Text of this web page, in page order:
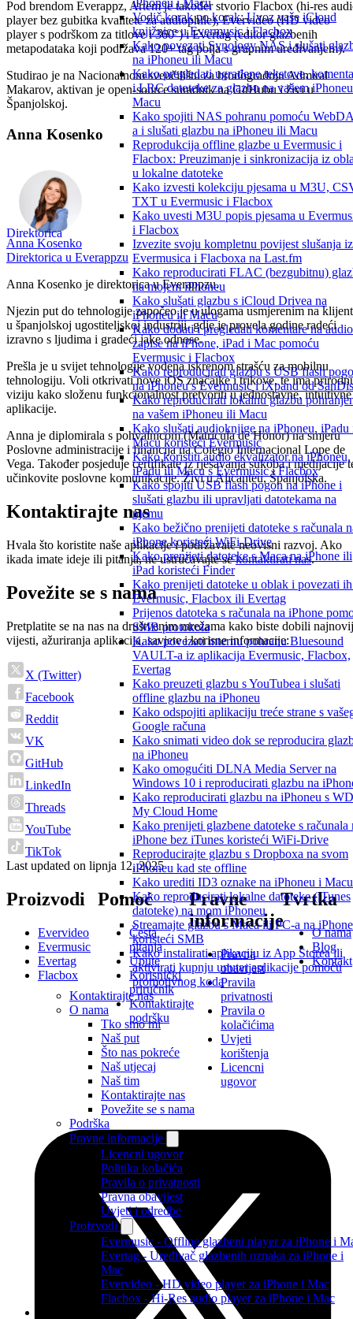
iPhoneu i Macu
Vodič korak po korak: Uvoz vaše iCloud
knjižnice u Evermusic i Flacbox
Kako povezati Synology NAS i slušati
na iPhoneu ili Macu
Kako pregledati ugrađene tekstove,
i LRC datoteke za glazbu na vašem
Macu
Kako spojiti NAS pohranu pomoću
a i slušati glazbu na iPhoneu ili Macu
Reprodukcija offline glazbe u Evermusic i
Flacbox: Preuzimanje i sinkronizacija iz
u lokalne datoteke
Kako izvesti kolekciju pjesama u M3U,
TXT u Evermusic i Flacbox
Kako uvesti M3U popis pjesama u
i Flacbox
Izvezite svoju kompletnu povijest slušanja iz
Evermusica i Flacboxa na Last.fm
Kako reproducirati FLAC (bezgubitnu)
na mojem iPhoneu
Kako slušati glazbu s iCloud Drivea na
iPhoneu ili Macu
Kako dodati i pregledati komentare na audio
zapise na iPhone, iPad i Mac pomoću
Evermusic i Flacbox
Kako reproducirati glazbu s USB flash
na iPhoneu s Evermusic i iXpand od
Kako reproducirati lokalnu glazbu
na vašem iPhoneu ili Macu
Kako slušati audioknjige na iPhoneu, iPadu
Macu koristeći Evermusic
Kako koristiti audio ekvalizator na iPhoneu,
iPadu ili Macu s Evermusic i Flacbox
Kako spojiti USB flash pogon na iPhone i
slušati glazbu ili upravljati datotekama na
njemu
Kako bežično prenijeti datoteke s računala
iPhone koristeći WiFi-Drive
Kako prenijeti datoteke s Maca na iPhone ili
iPad koristeći Finder
Kako prenijeti datoteke u oblak i povezati
Evermusic, Flacbox ili Evertag
Prijenos datoteka s računala na iPhone
SMB protokola
Kako povezati internu pohranu Bluesound
VAULT-a iz aplikacija Evermusic, Flacbox,
Evertag
Kako preuzeti glazbu s YouTubea i slušati
offline glazbu na iPhoneu
Kako odspojiti aplikaciju treće strane s
Google računa
Kako snimati video dok se reproducira
na iPhoneu
Kako omogućiti DLNA Media Server na
Windows 10 i reproducirati glazbu na
Kako reproducirati glazbu na iPhoneu s WD
My Cloud Home
Kako prenijeti glazbene datoteke s računala
iPhone bez iTunes koristeći WiFi-Drive
Reproducirajte glazbu s Dropboxa na svom
iPhoneu kad ste offline
Kako urediti ID3 oznake na iPhoneu i Macu
Kako reproducirati lokalne datoteke (iTunes
datoteke) na mom iPhoneu
Streamajte glazbu s Maca ili PC-a na iPhone
koristeći SMB
Kako instalirati aplikaciju iz App Storea ili
aktivirati kupnju unutar aplikacije pomoću
promotivnog koda
Kontaktirajte nas
O nama
Tko smo mi
Naš put
Što nas pokreće
Naš utjecaj
Naš tim
Kontaktirajte nas
Povežite se s nama
Podrška
Pravne informacije
Licencni ugovor
Politika kolačića
Pravila o privatnosti
Pravna obavijest
Uvjeti i odredbe
Proizvodi
Evermusic - Offline glazbeni player za iPhone i
Evertag - Uređivač glazbenih oznaka za iPhone i
Mac
Evervideo - HD video player za iPhone i Mac
Flacbox - Hi-Res audio player za iPhone i Mac
Pod brendom Everappz, Artem je također stvorio Flacbox (hi-res
player bez gubitka kvalitete za audiophile), Evervideo (HD video
player s podrškom za titlove i 360°) i Evertag (editor glazbenih
metapodataka koji podržava 120+ tag polja s grupnim uređivanjem).
Studirao je na Nacionalnom sveučilištu za brodogradnju Admiral
Makarov, aktivan je open-source suradnik na GitHubu i živi u
Španjolskoj.
Anna Kosenko
Anna Kosenko
Direktorica u Everappzu
Direktorica
Anna Kosenko je direktorica u Everappzu.
Njezin put do tehnologije započeo je u ulogama usmjerenim na
u španjolskoj ugostiteljskoj industriji, gdje je provela godine radeći
izravno s ljudima i gradeći jake odnose.
Prešla je u svijet tehnologije vođena iskrenom strašću za mobilnu
tehnologiju. Voli otkrivati nove iOS značajke i trikove, te ima
viziju kako složenu funkcionalnost pretvoriti u jednostavne, intuitivne
aplikacije.
Anna je diplomirala s pohvalnicom (Matrícula de Honor) na smjeru
Poslovne administracije i financija na Colegio Internacional Lope de
Vega. Također posjeduje certifikate iz rješavanja sukoba i medijacije
učinkovite poslovne komunikacije. Živi u Alicanteu, Španjolska.
Kontaktirajte nas
Hvala što koristite naše aplikacije i podržavate neovisni razvoj. Ako
ikada imate ideje ili pitanja, ne ustručavajte sekontaktirati nas.
Povežite se s nama
Pretplatite se na nas na društvenim mrežama kako biste dobili
vijesti, ažuriranja aplikacija, savjete i korisne informacije:
X (Twitter)
Facebook
Reddit
VK
GitHub
LinkedIn
Threads
YouTube
TikTok
Last updated on lipnja 12, 2025
Proizvodi
Evervideo
Evermusic
Evertag
Flacbox
Pomoć
Česta
pitanja
Upute
Korisnički
priručnik
Kontaktirajte
podršku
Pravne
informacije
Pravna
obavijest
Pravila
privatnosti
Pravila o
kolačićima
Uvjeti
korištenja
Licencni
ugovor
Tvrtka
O nama
Blog
Kontakt